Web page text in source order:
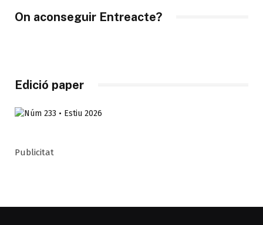
On aconseguir Entreacte?
Edició paper
Publicitat